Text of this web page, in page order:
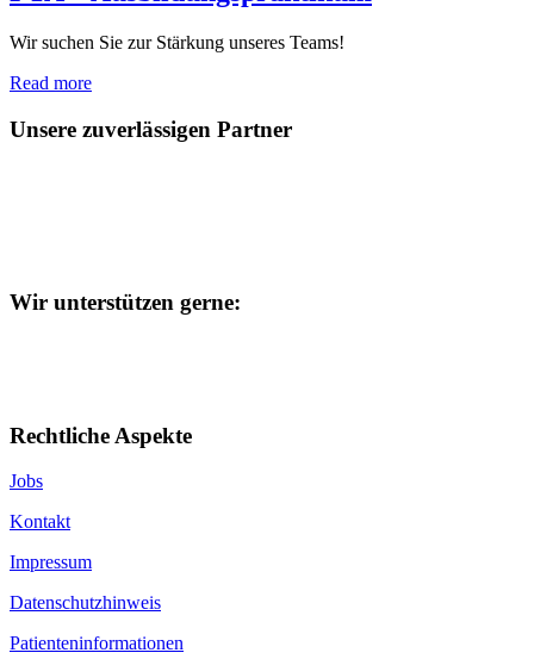
Wir suchen Sie zur Stärkung unseres Teams!
Read more
Unsere zuverlässigen Partner
Wir unterstützen gerne:
Rechtliche Aspekte
Jobs
Kontakt
Impressum
Datenschutzhinweis
Patienteninformationen